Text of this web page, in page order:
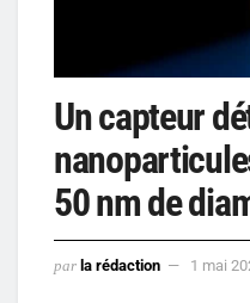
Un capteur
50 nm de
par la rédaction 1 mai